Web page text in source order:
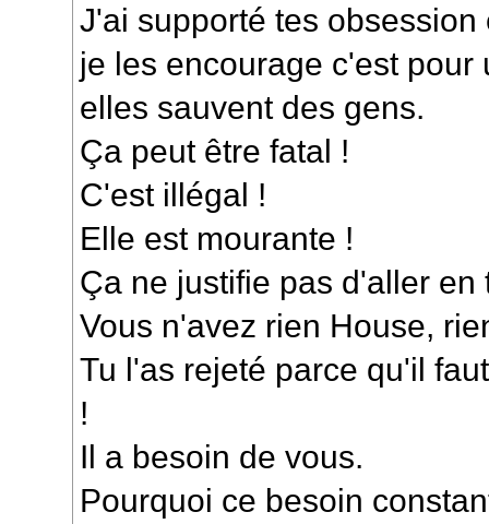
J'ai supporté tes obsession
je les encourage c'est pour
elles sauvent des gens.
Ça peut être fatal !
C'est illégal !
Elle est mourante !
Ça ne justifie pas d'aller en
Vous n'avez rien House,
Tu l'as rejeté parce qu'il
!
Il a besoin de vous.
Pourquoi ce besoin